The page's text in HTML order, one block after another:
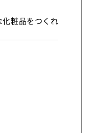
粧品をつくれ